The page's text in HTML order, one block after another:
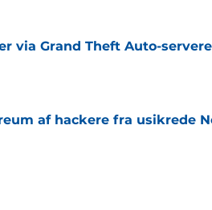
via Grand Theft Auto-servere
af hackere fra usikrede